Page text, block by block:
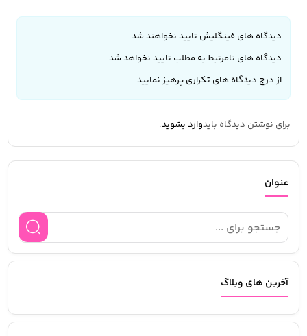
دیدگاه های فینگلیش تایید نخواهند شد.
دیدگاه های نامرتبط به مطلب تایید نخواهد شد.
از درج دیدگاه های تکراری پرهیز نمایید.
برای نوشتن دیدگاه بایدوارد بشوید.
عنوان
آخرین های وبلاگ